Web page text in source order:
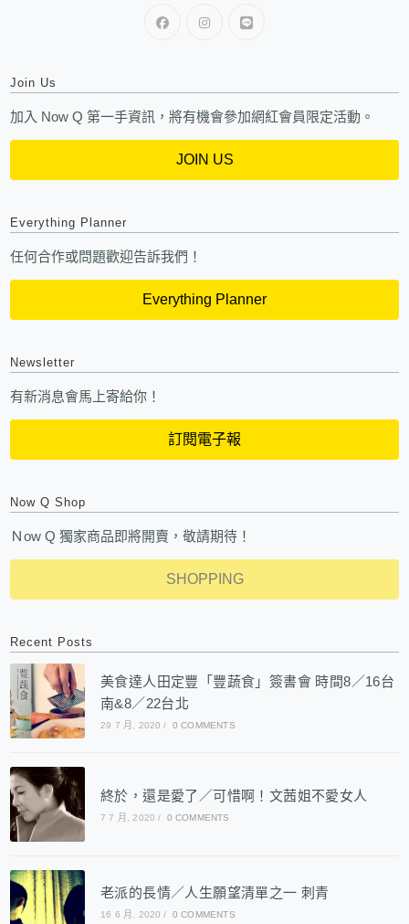
Join Us
加入 Now Q 第一手資訊，將有機會參加網紅會員限定活動。
JOIN US
Everything Planner
任何合作或問題歡迎告訴我們！
Everything Planner
Newsletter
有新消息會馬上寄給你！
訂閱電子報
Now Q Shop
Ｎow Q 獨家商品即將開賣，敬請期待！
SHOPPING
Recent Posts
美食達人田定豐「豐蔬食」簽書會 時間8／16台
南&8／22台北
29 7 月, 2020 / 0 COMMENTS
終於，還是愛了／可惜啊！文茜姐不愛女人
7 7 月, 2020 / 0 COMMENTS
老派的長情／人生願望清單之一 刺青
16 6 月, 2020 / 0 COMMENTS